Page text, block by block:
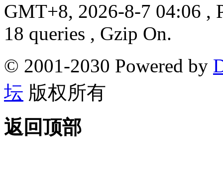
GMT+8, 2026-8-7 04:06 ,
18 queries , Gzip On.
© 2001-2030 Powered by
坛 版权所有
返回顶部